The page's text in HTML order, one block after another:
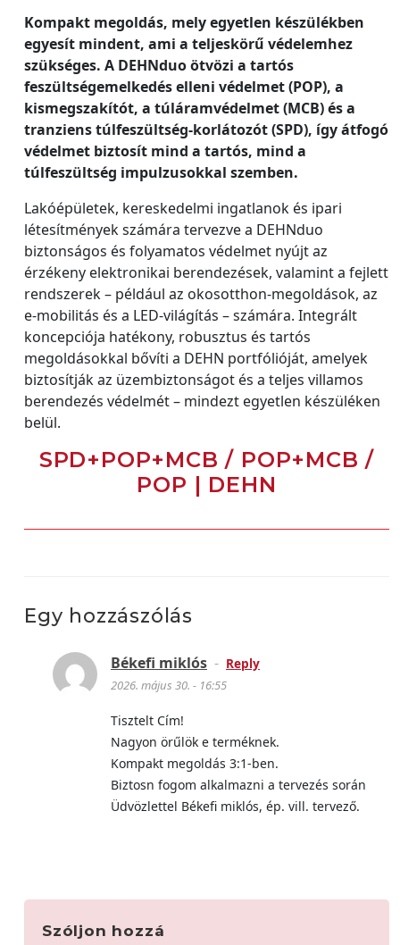
Kompakt megoldás, mely egyetlen készülékben
egyesít mindent, ami a teljeskörű védelemhez
szükséges. A DEHNduo ötvözi a tartós
feszültségemelkedés elleni védelmet (POP), a
kismegszakítót, a túláramvédelmet (MCB) és a
tranziens túlfeszültség-korlátozót (SPD), így átfogó
védelmet biztosít mind a tartós, mind a
túlfeszültség impulzusokkal szemben.
Lakóépületek, kereskedelmi ingatlanok és ipari
létesítmények számára tervezve a DEHNduo
biztonságos és folyamatos védelmet nyújt az
érzékeny elektronikai berendezések, valamint a fejlett
rendszerek – például az okosotthon-megoldások, az
e-mobilitás és a LED-világítás – számára. Integrált
koncepciója hatékony, robusztus és tartós
megoldásokkal bővíti a DEHN portfólióját, amelyek
biztosítják az üzembiztonságot és a teljes villamos
berendezés védelmét – mindezt egyetlen készüléken
belül.
SPD+POP+MCB / POP+MCB /
POP | DEHN
Egy hozzászólás
Békefi miklós - Reply
2026. május 30. - 16:55
Tisztelt Cím!
Nagyon örűlök e terméknek.
Kompakt megoldás 3:1-ben.
Biztosn fogom alkalmazni a tervezés során
Üdvözlettel Békefi miklós, ép. vill. tervező.
Szóljon hozzá